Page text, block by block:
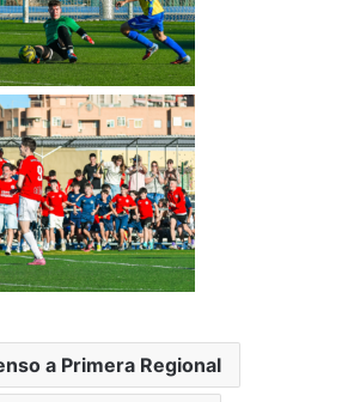
a Primera Regional